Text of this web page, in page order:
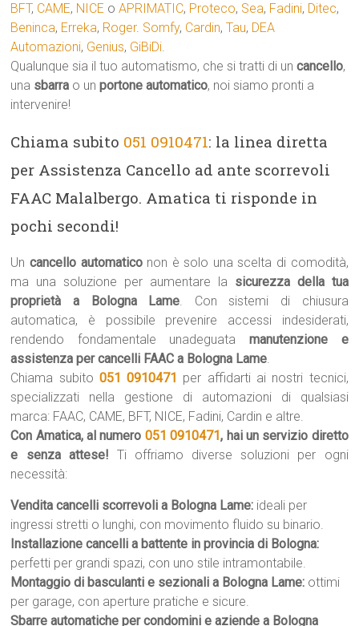
BFT, CAME, NICE oAPRIMATIC, Proteco, Sea, Fadini, Ditec,
Beninca, Erreka, Roger. Somfy, Cardin,Tau, DEA
Automazioni, Genius, GiBiDi.
Qualunque sia il tuo automatismo, che si tratti di uncancello,
una sbarra o unportone automatico, noi siamo pronti a
intervenire!
Chiama subito 051 0910471: la linea diretta
per Assistenza Cancello ad ante scorrevoli
FAAC Malalbergo. Amatica ti risponde in
pochi secondi!
Uncancello automaticonon è solo una scelta di comodità,
ma una soluzione per aumentare la sicurezza della tua
proprietà a Bologna Lame. Con sistemi di chiusura
automatica, è possibile prevenire accessi indesiderati,
rendendo fondamentale unadeguatamanutenzione e
assistenza per cancelli FAAC a Bologna Lame.
Chiama subito 051 0910471 per affidarti ai nostri tecnici,
specializzati nella gestione di automazioni di qualsiasi
marca: FAAC, CAME, BFT, NICE, Fadini, Cardin e altre.
Con Amatica, al numero 051 0910471, hai un servizio diretto
e senza attese! Ti offriamo diverse soluzioni per ogni
necessità:
Vendita cancelli scorrevoli a Bologna Lame: ideali per
ingressi stretti o lunghi, con movimento fluido su binario.
Installazione cancelli a battente in provincia di Bologna:
perfetti per grandi spazi, con uno stile intramontabile.
Montaggio di basculanti e sezionali a Bologna Lame: ottimi
per garage, con aperture pratiche e sicure.
Sbarre automatiche per condomini e aziende a Bologna